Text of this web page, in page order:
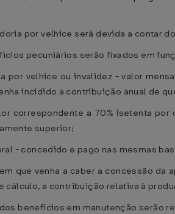
por velhice será devida a contar
pecuniários serão fixados em
por velhice ou invalidez - valor
incidido a contribuição anual de
correspondente a 70% (setenta
superior;
- concedido e pago nas mesmas
que venha a caber a concessão
cálculo, a contribuição relativa à
benefícios em manutenção serão